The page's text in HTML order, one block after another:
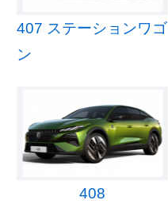
407 ステーションワゴ
ン
408